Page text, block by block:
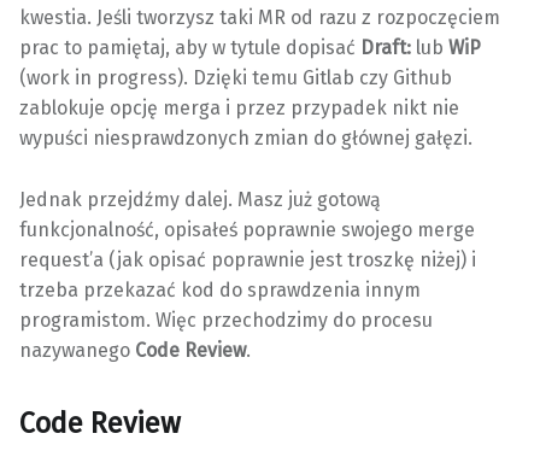
kwestia. Jeśli tworzysz taki MR od razu z rozpoczęciem
prac to pamiętaj, aby w tytule dopisać Draft: lub WiP
(work in progress). Dzięki temu Gitlab czy Github
zablokuje opcję merga i przez przypadek nikt nie
wypuści niesprawdzonych zmian do głównej gałęzi.
Jednak przejdźmy dalej. Masz już gotową
funkcjonalność, opisałeś poprawnie swojego merge
request’a (jak opisać poprawnie jest troszkę niżej) i
trzeba przekazać kod do sprawdzenia innym
programistom. Więc przechodzimy do procesu
nazywanego Code Review.
Code Review